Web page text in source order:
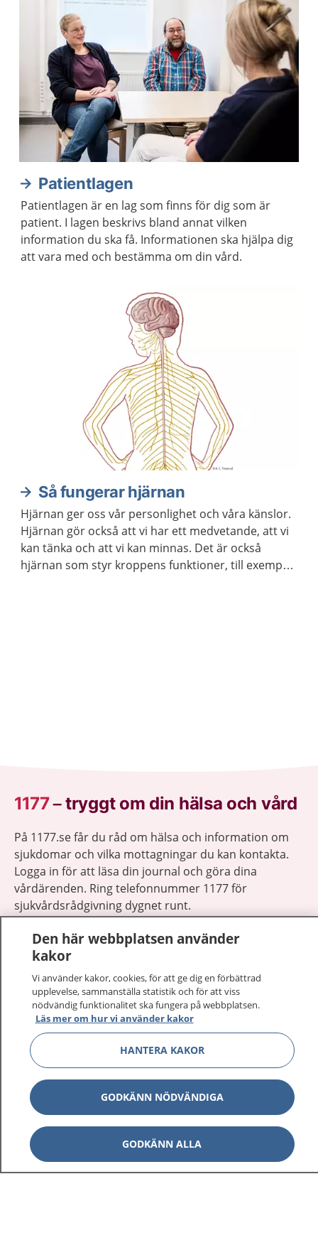
Patientlagen
Patientlagen är en lag som finns för dig som är
patient. I lagen beskrivs bland annat vilken
information du ska få. Informationen ska hjälpa dig
att vara med och bestämma om din vård.
Så fungerar hjärnan
Hjärnan ger oss vår personlighet och våra känslor.
Hjärnan gör också att vi har ett medvetande, att vi
kan tänka och att vi kan minnas. Det är också
hjärnan som styr kroppens funktioner, till exempel
1177–tryggt om din hälsa och vård
På 1177.se får du råd om hälsa och information om
sjukdomar och vilka mottagningar du kan kontakta.
Logga in för att läsa din journal och göra dina
vårdärenden. Ring telefonnummer 1177 för
sjukvårdsrådgivning dygnet runt.
1177 ger dig råd när du vill må bättre.
1177 på flera språk
Om 1177 Visa
Kontakt Visa
Behandling av personuppgifter
Den här webbplatsen använder
kakor
Vi använder kakor, cookies, för att ge dig en förbättrad
upplevelse, sammanställa statistik och för att viss
nödvändig funktionalitet ska fungera på webbplatsen.
Läs mer om hur vi använder kakor
HANTERA KAKOR
GODKÄNN NÖDVÄNDIGA
GODKÄNN ALLA